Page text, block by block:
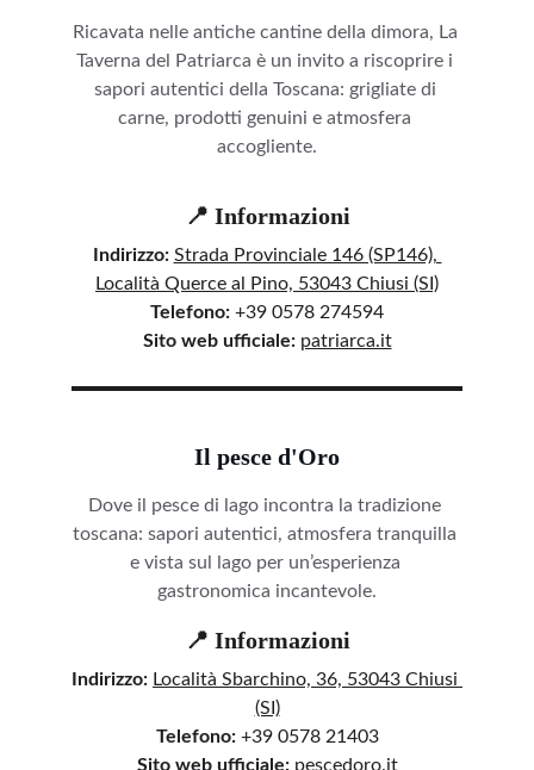
📍 Informazioni
Indirizzo: Strada Provinciale 146 (SP146),
Località Querce al Pino, 53043 Chiusi (SI)
Telefono: +39 0578 274594
Sito web ufficiale: patriarca.it
Ricavata nelle antiche cantine della dimora, La
Taverna del Patriarca è un invito a riscoprire i
sapori autentici della Toscana: grigliate di
carne, prodotti genuini e atmosfera
accogliente.
📍 Informazioni
Indirizzo: Località Sbarchino, 36, 53043 Chiusi
(SI)
Telefono: +39 0578 21403
Sito web ufficiale: pescedoro.it
Dove il pesce di lago incontra la tradizione
toscana: sapori autentici, atmosfera tranquilla
e vista sul lago per un’esperienza
gastronomica incantevole.
Il pesce d'Oro